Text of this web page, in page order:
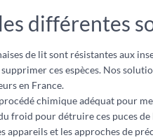
différentes
de lit sont résistantes aux
ces espèces. Nos
en France.
chimique adéquat pour
froid pour détruire ces puces
appareils et les approches de